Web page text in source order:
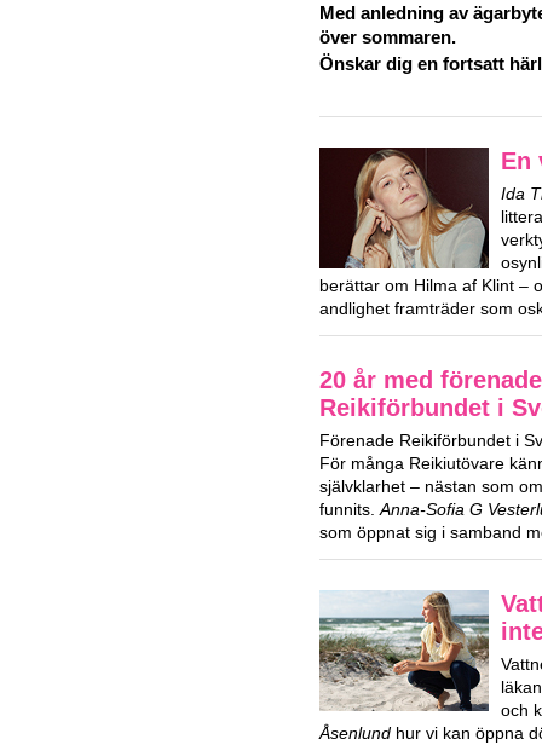
Med anledning av
över sommaren.
Önskar dig en fortsatt
En
Ida
berättar om Hilma af Klint –
andlighet framträder som
20 år med förenade
Reikiförbundet i
Förenade Reikiförbundet i
För många Reikiutövare
självklarhet – nästan som
funnits.Anna-Sofia G
som öppnat sig i samband
och
Åsenlund hur vi kan öppna